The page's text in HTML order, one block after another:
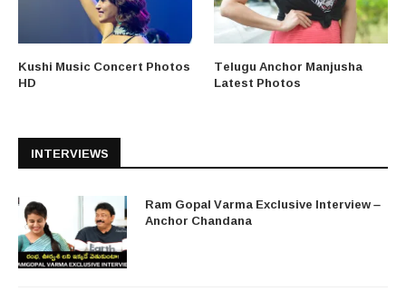
Kushi Music Concert Photos
HD
Telugu Anchor Manjusha
Latest Photos
INTERVIEWS
Ram Gopal Varma Exclusive Interview –
Anchor Chandana